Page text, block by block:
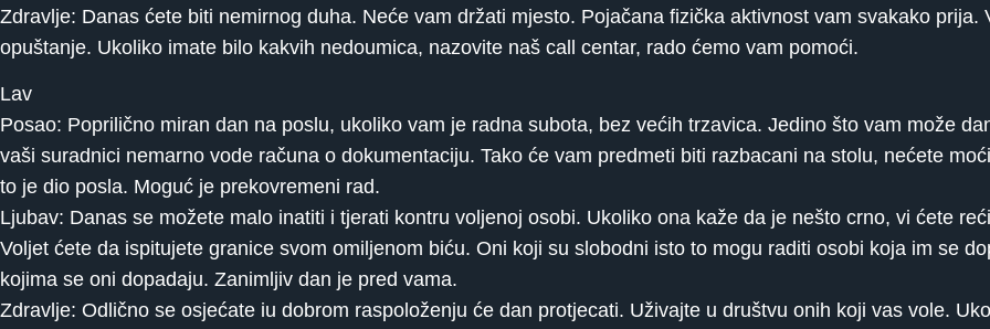
Zdravlje: Danas ćete biti nemirnog duha. Neće vam držati mjesto. Pojačana fizička aktivnost vam svakako prija.
opuštanje. Ukoliko imate bilo kakvih nedoumica, nazovite naš call centar, rado ćemo vam pomoći.
Lav
Posao: Poprilično miran dan na poslu, ukoliko vam je radna subota, bez većih trzavica. Jedino što vam može
vaši suradnici nemarno vode računa o dokumentaciju. Tako će vam predmeti biti razbacani na stolu, nećete
to je dio posla. Moguć je prekovremeni rad.
Ljubav: Danas se možete malo inatiti i tjerati kontru voljenoj osobi. Ukoliko ona kaže da je nešto crno, vi ćete
Voljet ćete da ispitujete granice svom omiljenom biću. Oni koji su slobodni isto to mogu raditi osobi koja im se
kojima se oni dopadaju. Zanimljiv dan je pred vama.
Zdravlje: Odlično se osjećate iu dobrom raspoloženju će dan protjecati. Uživajte u društvu onih koji vas vole.